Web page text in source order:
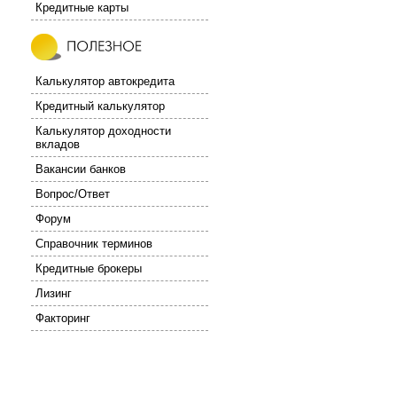
Кредитные карты
Калькулятор автокредита
Кредитный калькулятор
Калькулятор доходности
вкладов
Вакансии банков
Вопрос/Ответ
Форум
Справочник терминов
Кредитные брокеры
Лизинг
Факторинг